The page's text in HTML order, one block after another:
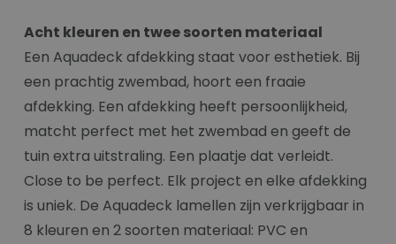
Acht kleuren en twee soorten materiaal
Een Aquadeck afdekking staat voor esthetiek. Bij
een prachtig zwembad, hoort een fraaie
afdekking. Een afdekking heeft persoonlijkheid,
matcht perfect met het zwembad en geeft de
tuin extra uitstraling. Een plaatje dat verleidt.
Close to be perfect. Elk project en elke afdekking
is uniek. De Aquadeck lamellen zijn verkrijgbaar in
8 kleuren en 2 soorten materiaal: PVC en